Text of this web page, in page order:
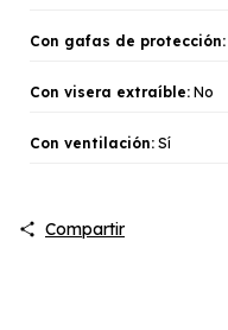
Con gafas de protección:
Con visera extraíble: No
Con ventilación: Sí
Compartir